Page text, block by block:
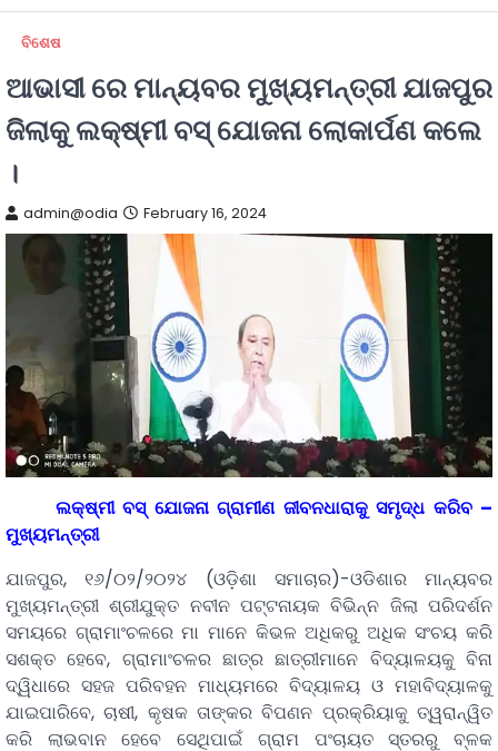
ବିଶେଷ
ଆଭାସୀ ରେ ମାନ୍ୟବର ମୁଖ୍ୟମନ୍ତ୍ରୀ ଯାଜପୁର
ଜିଲାକୁ ଲକ୍ଷ୍ମୀ ବସ୍ ଯୋଜନା ଲୋକାର୍ପଣ କଲେ
।
admin@odia February 16, 2024
ଲକ୍ଷ୍ମୀ ବସ୍ ଯୋଜନା ଗ୍ରାମୀଣ ଜୀବନଧାରାକୁ ସମୃଦ୍ଧ କରିବ –
ମୁଖ୍ୟମନ୍ତ୍ରୀ
ଯାଜପୁର, ୧୬/୦୨/୨୦୨୪ (ଓଡ଼ିଶା ସମାଚାର)-ଓଡିଶାର ମାନ୍ୟବର
ମୁଖ୍ୟମନ୍ତ୍ରୀ ଶ୍ରୀଯୁକ୍ତ ନବୀନ ପଟ୍ଟନାୟକ ବିଭିନ୍ନ ଜିଲା ପରିଦର୍ଶନ
ସମୟରେ ଗ୍ରାମାଂଚଳରେ ମା ମାନେ କିଭଳ ଅଧିକରୁ ଅଧିକ ସଂଚୟ କରି
ସଶକ୍ତ ହେବେ, ଗ୍ରାମାଂଚଳର ଛାତ୍ର ଛାତ୍ରୀମାନେ ବିଦ୍ୟାଳୟକୁ ବିନା
ଦ୍ୱିଧାରେ ସହଜ ପରିବହନ ମାଧ୍ୟମରେ ବିଦ୍ୟାଳୟ ଓ ମହାବିଦ୍ୟାଳକୁ
ଯାଇପାରିବେ, ଚାଷୀ, କୃଷକ ତାଙ୍କର ବିପଣନ ପ୍ରକ୍ରିୟାକୁ ତ୍ୱରାନ୍ୱିତ
କରି ଲାଭବାନ ହେବେ ସେଥିପାଇଁ ଗ୍ରାମ ପଂଚାୟତ ସ୍ତରରୁ ବ୍ଳକ